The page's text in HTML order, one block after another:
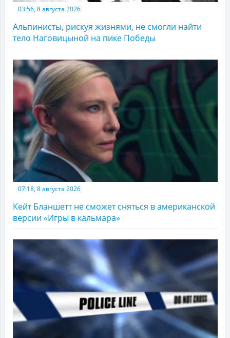
03:56, 8 августа 2026
Альпинисты, рискуя жизнями, не смогли найти
тело Наговицыной на пике Победы
07:18, 8 августа 2026
Кейт Бланшетт не сможет сняться в американской
версии «Игры в кальмара»